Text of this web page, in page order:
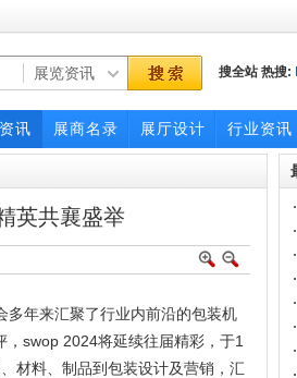
搜全站 热搜:
讯 展商名录 展厅设计 行业资讯
英共襄盛举
多年来汇聚了行业内前沿的包装机
swop 2024将延续往届精彩，于1
材料、制品到包装设计及营销，汇